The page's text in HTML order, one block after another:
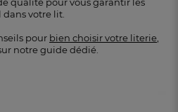
qualité pour vous garantir les
votre lit.
pour bien choisir votre literie,
notre guide dédié.